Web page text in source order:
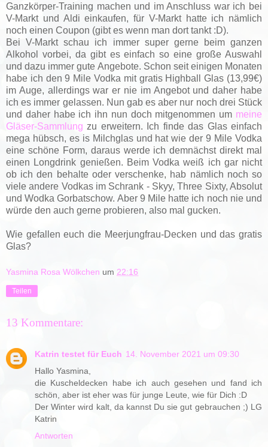
Ganzkörper-Training machen und im Anschluss war ich bei
V-Markt und Aldi einkaufen, für V-Markt hatte ich nämlich
noch einen Coupon (gibt es wenn man dort tankt :D).
Bei V-Markt schau ich immer super gerne beim ganzen
Alkohol vorbei, da gibt es einfach so eine große Auswahl
und dazu immer gute Angebote. Schon seit einigen Monaten
habe ich den 9 Mile Vodka mit gratis Highball Glas (13,99€)
im Auge, allerdings war er nie im Angebot und daher habe
ich es immer gelassen. Nun gab es aber nur noch drei Stück
und daher habe ich ihn nun doch mitgenommen um meine
Gläser-Sammlung zu erweitern. Ich finde das Glas einfach
mega hübsch, es is Milchglas und hat wie der 9 Mile Vodka
eine schöne Form, daraus werde ich demnächst direkt mal
einen Longdrink genießen. Beim Vodka weiß ich gar nicht
ob ich den behalte oder verschenke, hab nämlich noch so
viele andere Vodkas im Schrank - Skyy, Three Sixty, Absolut
und Wodka Gorbatschow. Aber 9 Mile hatte ich noch nie und
würde den auch gerne probieren, also mal gucken.
Wie gefallen euch die Meerjungfrau-Decken und das gratis
Glas?
Yasmina Rosa Wölkchen um 22:16
Teilen
13 Kommentare:
Katrin testet für Euch 14. November 2021 um 09:30
Hallo Yasmina,
die Kuscheldecken habe ich auch gesehen und fand ich
schön, aber ist eher was für junge Leute, wie für Dich :D
Der Winter wird kalt, da kannst Du sie gut gebrauchen ;) LG
Katrin
Antworten